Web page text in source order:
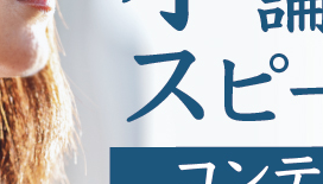
学園概要 理